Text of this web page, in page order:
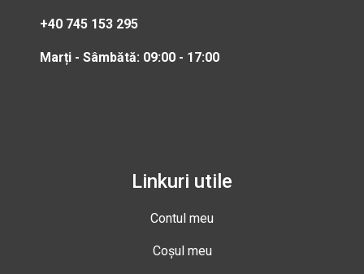
+40 745 153 295
Marți - Sâmbătă: 09:00 - 17:00
Linkuri utile
Contul meu
Coșul meu